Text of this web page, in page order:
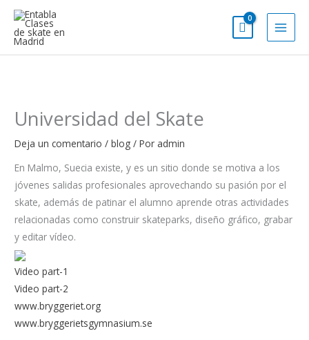
contenido
Universidad del Skate
Deja un comentario /blog / Por admin
En Malmo, Suecia existe, y es un sitio donde se motiva a los
jóvenes salidas profesionales aprovechando su pasión por el
skate, además de patinar el alumno aprende otras actividades
relacionadas como construir skateparks, diseño gráfico, grabar
y editar vídeo.
Video part-1
Video part-2
www.bryggeriet.org
www.bryggerietsgymnasium.se